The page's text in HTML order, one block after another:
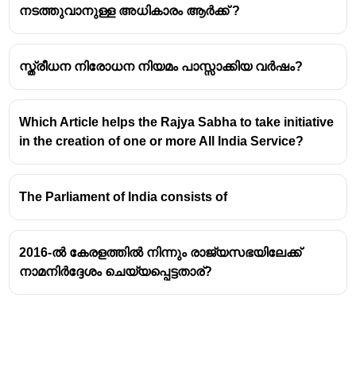
നടത്തുവാനുള്ള അധികാരം ആർക്ക് ?
സ്ത്രീധന നിരോധന നിയമം പാസ്സാക്കിയ വർഷം?
Which Article helps the Rajya Sabha to take initiative
in the creation of one or more All India Service?
The Parliament of India consists of
2016-ൽ കേരളത്തിൽ നിന്നും രാജ്യസഭയിലേക്ക്
നാമനിർദ്ദേശം ചെയ്യപ്പെട്ടതാര്?